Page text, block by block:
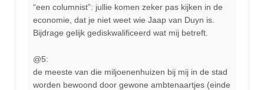
“een columnist”: jullie komen zeker pas kijken in de
economie, dat je niet weet wie Jaap van Duyn is.
Bijdrage gelijk gediskwalificeerd wat mij betreft.
@5:
de meeste van die miljoenenhuizen bij mij in de stad
worden bewoond door gewone ambtenaartjes (einde